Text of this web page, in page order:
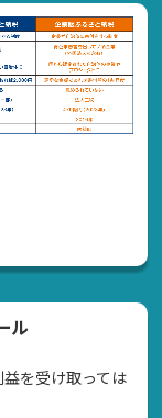
ル
を受け取っては